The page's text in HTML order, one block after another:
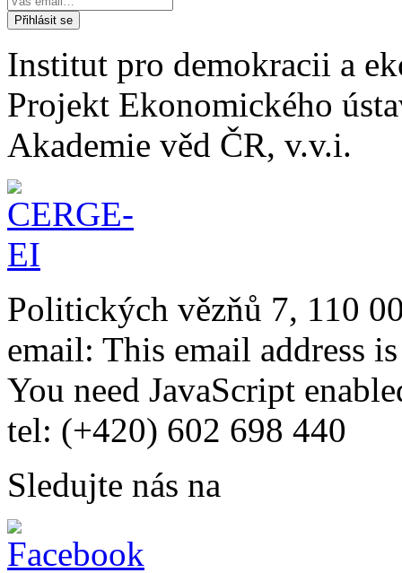
Institut pro demokracii a
Projekt Ekonomického
Akademie věd ČR, v.v.i.
Politických vězňů 7, 110
email: This email address
You need JavaScript
tel: (+420) 602 698 440
Sledujte nás na